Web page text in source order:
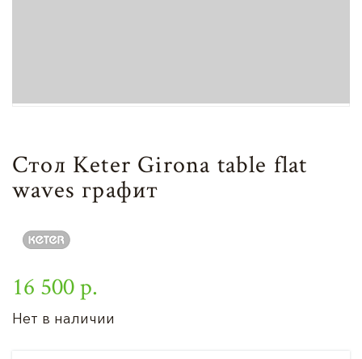
Стол Keter Girona table flat
waves графит
16 500 р.
Нет в наличии